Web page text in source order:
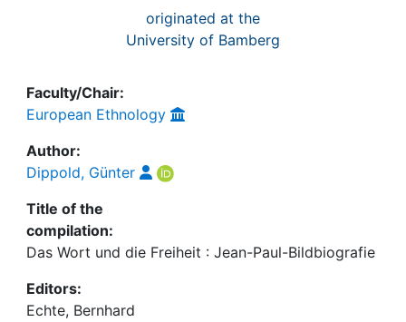
originated at the
University of Bamberg
Faculty/Chair:
European Ethnology
Author:
Dippold, Günter
Title of the
compilation:
Das Wort und die Freiheit : Jean-Paul-Bildbiografie
Editors:
Echte, Bernhard